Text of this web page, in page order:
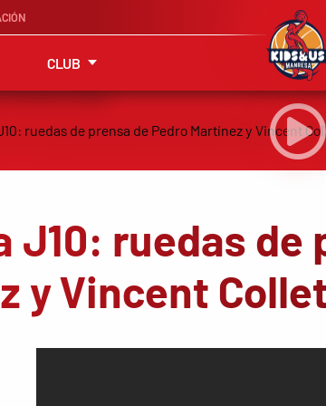
CLUB
J10: ruedas de
y Vincent